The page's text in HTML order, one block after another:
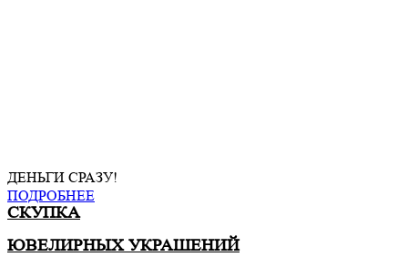
ДЕНЬГИ СРАЗУ!
ПОДРОБНЕЕ
СКУПКА
ЮВЕЛИРНЫХ УКРАШЕНИЙ